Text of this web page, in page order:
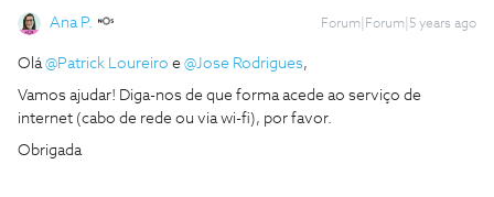
Ana P. Forum|Forum|5 years ago
Olá@Patrick Loureiro e @Jose Rodrigues,
Vamos ajudar! Diga-nos de que forma acede ao serviço de
internet (cabo de rede ou via wi-fi), por favor.
Obrigada